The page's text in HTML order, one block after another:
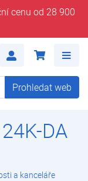
cenu od 28 900
Prohledat web
DA
a kanceláře